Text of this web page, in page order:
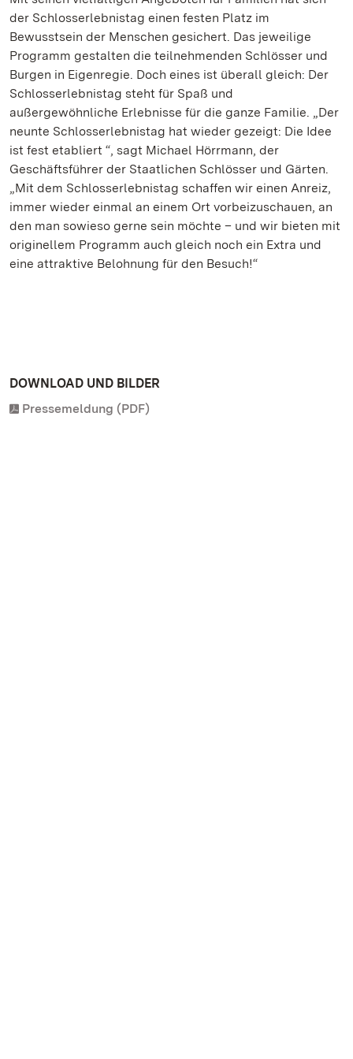
der Schlosserlebnistag einen festen Platz im
Bewusstsein der Menschen gesichert. Das jeweilige
Programm gestalten die teilnehmenden Schlösser und
Burgen in Eigenregie. Doch eines ist überall gleich: Der
Schlosserlebnistag steht für Spaß und
außergewöhnliche Erlebnisse für die ganze Familie. „Der
neunte Schlosserlebnistag hat wieder gezeigt: Die Idee
ist fest etabliert “, sagt Michael Hörrmann, der
Geschäftsführer der Staatlichen Schlösser und Gärten.
„Mit dem Schlosserlebnistag schaffen wir einen Anreiz,
immer wieder einmal an einem Ort vorbeizuschauen, an
den man sowieso gerne sein möchte – und wir bieten mit
originellem Programm auch gleich noch ein Extra und
eine attraktive Belohnung für den Besuch!“
DOWNLOAD UND BILDER
Pressemeldung (PDF)